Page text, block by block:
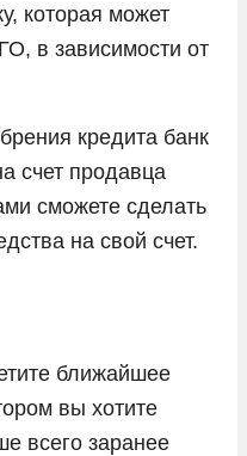
которая может
в зависимости от
кредита банк
счет продавца
сможете сделать
на свой счет.
ближайшее
вы хотите
всего заранее